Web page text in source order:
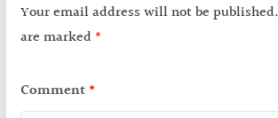
Your email address will not be published.
are marked *
Comment *